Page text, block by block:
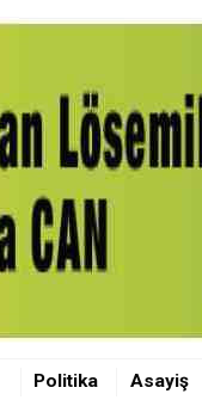
Politika Asayiş